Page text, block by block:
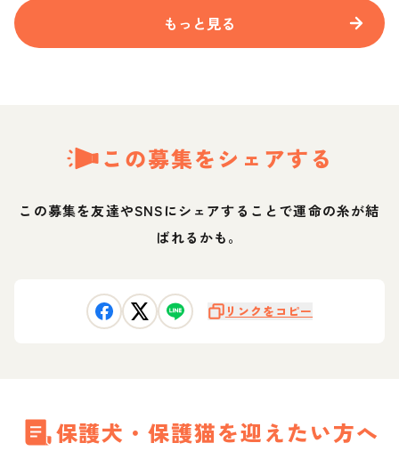
もっと見る
この募集をシェアする
この募集を友達やSNSにシェアすることで運命の糸が結
ばれるかも。
リンクをコピー
保護犬・保護猫を迎えたい方へ